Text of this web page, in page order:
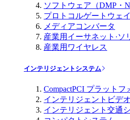
ソフトウェア（DMP・
プロトコルゲートウェイ
メディアコンバータ
産業用イーサネット·ソ
産業用ワイヤレス
インテリジェントシステム
CompactPCI プラットフ
インテリジェントビデ
インテリジェント交通